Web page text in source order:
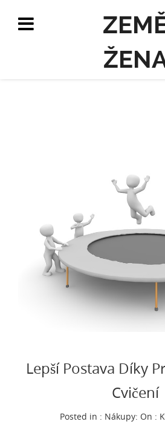
Lepší Postava Díky
Cvičení
Posted in : Nákupy: On :